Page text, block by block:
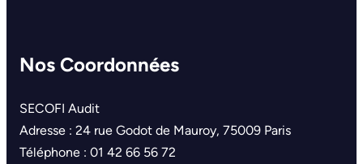
Nos Coordonnées
SECOFI Audit
Adresse : 24 rue Godot de Mauroy, 75009 Paris
Téléphone : 01 42 66 56 72